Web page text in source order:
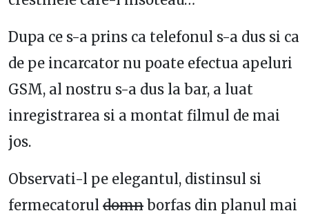
Dupa ce s-a prins ca telefonul s-a dus si ca
de pe incarcator nu poate efectua apeluri
GSM, al nostru s-a dus la bar, a luat
inregistrarea si a montat filmul de mai
jos.
Observati-l pe elegantul, distinsul si
fermecatorul domn borfas din planul mai